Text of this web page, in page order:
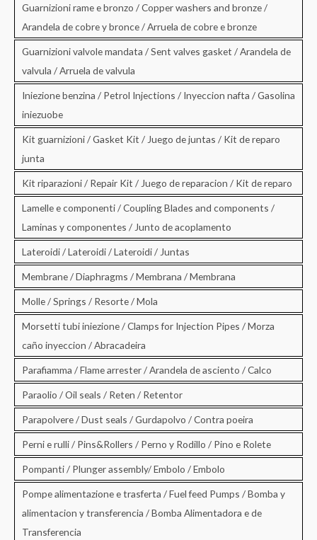
Guarnizioni rame e bronzo / Copper washers and bronze /
Arandela de cobre y bronce / Arruela de cobre e bronze
Guarnizioni valvole mandata / Sent valves gasket / Arandela de
valvula / Arruela de valvula
Iniezione benzina / Petrol Injections / Inyeccion nafta / Gasolina
iniezuobe
Kit guarnizioni / Gasket Kit / Juego de juntas / Kit de reparo
junta
Kit riparazioni / Repair Kit / Juego de reparacion / Kit de reparo
Lamelle e componenti / Coupling Blades and components /
Laminas y componentes / Junto de acoplamento
Lateroidi / Lateroidi / Lateroidi / Juntas
Membrane / Diaphragms / Membrana / Membrana
Molle / Springs / Resorte / Mola
Morsetti tubi iniezione / Clamps for Injection Pipes / Morza
caño inyeccion / Abracadeira
Parafiamma / Flame arrester / Arandela de asciento / Calco
Paraolio / Oil seals / Reten / Retentor
Parapolvere / Dust seals / Gurdapolvo / Contra poeira
Perni e rulli / Pins&Rollers / Perno y Rodillo / Pino e Rolete
Pompanti / Plunger assembly/ Embolo / Embolo
Pompe alimentazione e trasferta / Fuel feed Pumps / Bomba y
alimentacion y transferencia / Bomba Alimentadora e de
Transferencia